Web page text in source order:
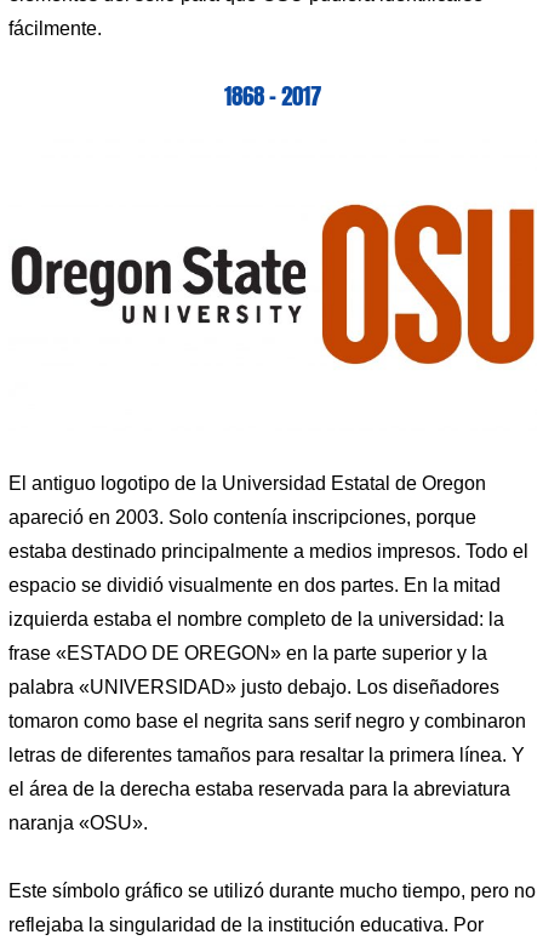
fácilmente.
1868 – 2017
El antiguo logotipo de la Universidad Estatal de Oregon
apareció en 2003. Solo contenía inscripciones, porque
estaba destinado principalmente a medios impresos. Todo el
espacio se dividió visualmente en dos partes. En la mitad
izquierda estaba el nombre completo de la universidad: la
frase «ESTADO DE OREGON» en la parte superior y la
palabra «UNIVERSIDAD» justo debajo. Los diseñadores
tomaron como base el negrita sans serif negro y combinaron
letras de diferentes tamaños para resaltar la primera línea. Y
el área de la derecha estaba reservada para la abreviatura
naranja «OSU».
Este símbolo gráfico se utilizó durante mucho tiempo, pero no
reflejaba la singularidad de la institución educativa. Por